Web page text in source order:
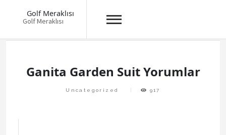
Golf Meraklısı
Golf Meraklısı
Ganita Garden Suit Yorumlar
Uncategorized 917